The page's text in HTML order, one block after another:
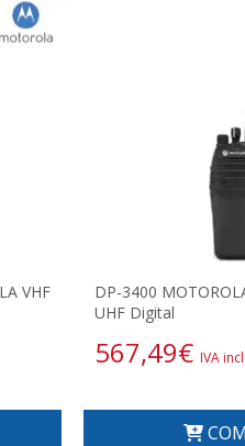
VHF
DP-3400
UHF Digital
567,49€ IVA